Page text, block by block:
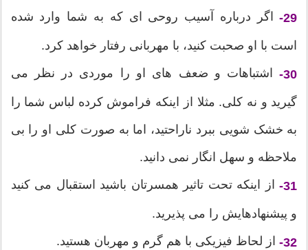
29- اگر درباره آسیب روحی ای که به شما وارد شده
است با او صحبت کنید، با مهربانی رفتار خواهد کرد.
30- اشتباهات و ضعف های او را موردی در نظر می
گیرید و نه کلی. مثلا از اینکه فراموش کرده لباس شما را
به خشک شویی ببرد ناراحتید، اما به صورت کلی او را بی
ملاحظه و سهل انگار نمی دانید.
31- از اینکه تحت تاثیر همسرتان باشید استقبال می کنید
و پیشنهادهایش را می پذیرید.
32- از لحاظ فیزیکی با هم گرم و مهربان هستید.